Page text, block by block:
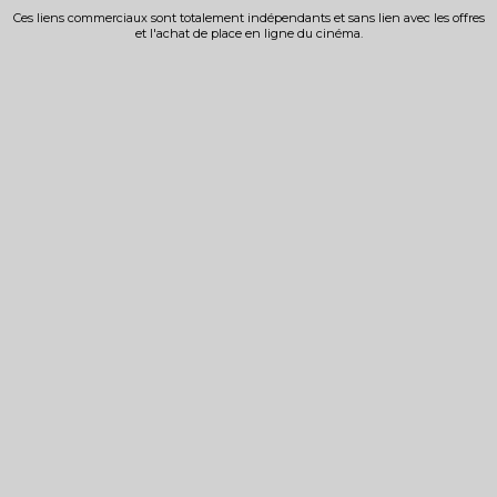
Ces liens commerciaux sont totalement indépendants et sans lien avec les offres
et l'achat de place en ligne du cinéma.